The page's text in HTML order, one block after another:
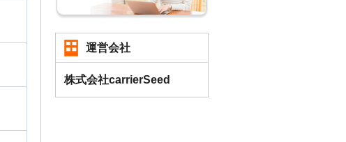
運営会社
株式会社carrierSeed